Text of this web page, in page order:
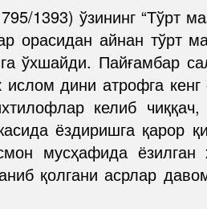
1393) ўзининг “Тўрт
орасидан айнан тўрт
ўхшайди. Пайғамбар
дини атрофга
келиб
ёздиришга
мусҳафида ёзилган
қолгани асрлар